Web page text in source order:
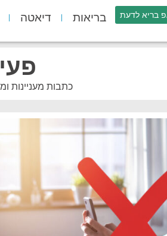
בריא לדעת בריאות דיאטה
כתבות מעניינות